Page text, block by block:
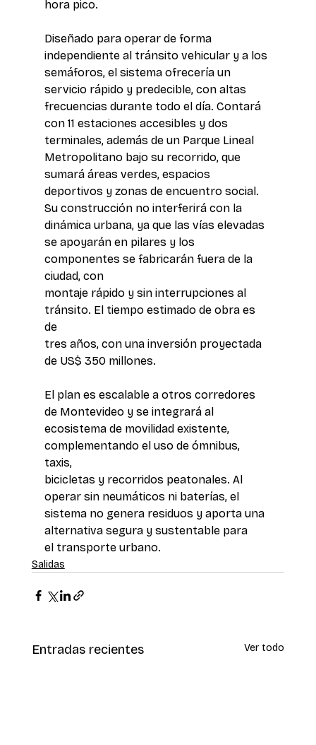
hora pico.
Diseñado para operar de forma
independiente al tránsito vehicular y a los
semáforos, el sistema ofrecería un
servicio rápido y predecible, con altas
frecuencias durante todo el día. Contará
con 11 estaciones accesibles y dos
terminales, además de un Parque Lineal
Metropolitano bajo su recorrido, que
sumará áreas verdes, espacios
deportivos y zonas de encuentro social.
Su construcción no interferirá con la
dinámica urbana, ya que las vías elevadas
se apoyarán en pilares y los
componentes se fabricarán fuera de la
ciudad, con
montaje rápido y sin interrupciones al
tránsito. El tiempo estimado de obra es
de
tres años, con una inversión proyectada
de US$ 350 millones.
El plan es escalable a otros corredores
de Montevideo y se integrará al
ecosistema de movilidad existente,
complementando el uso de ómnibus,
taxis,
bicicletas y recorridos peatonales. Al
operar sin neumáticos ni baterías, el
sistema no genera residuos y aporta una
alternativa segura y sustentable para
el transporte urbano.
Salidas
Entradas recientes Ver todo